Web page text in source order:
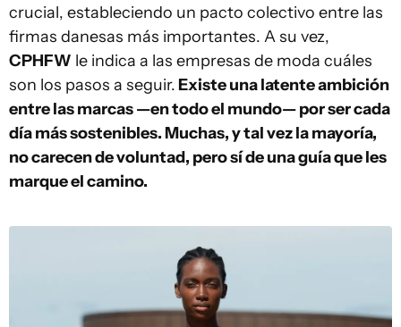
crucial, estableciendo un pacto colectivo entre las
firmas danesas más importantes. A su vez,
CPHFW le indica a las empresas de moda cuáles
son los pasos a seguir. Existe una latente ambición
entre las marcas —en todo el mundo— por ser cada
día más sostenibles. Muchas, y tal vez la mayoría,
no carecen de voluntad, pero sí de una guía que les
marque el camino.